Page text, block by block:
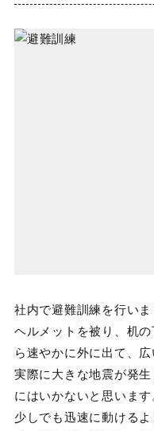
社内で避難訓練を行いま
ヘルメットを被り、机
ら速やかに外に出て、
実際に大きな地震が発
にはいかないと思います
少しでも迅速に動ける